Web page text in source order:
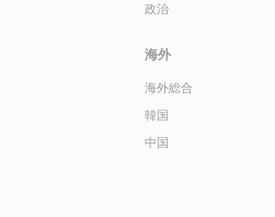
政治
海外
海外総合
韓国
中国